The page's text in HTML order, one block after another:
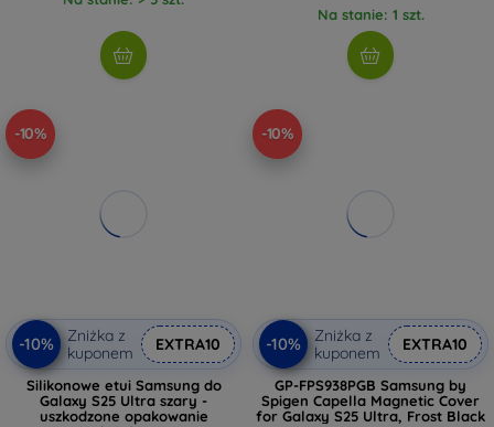
Na stanie: 1 szt.
-10%
-10%
Zniżka z
kuponem
EXTRA10
Silikonowe etui Samsung do
Galaxy S25 Ultra szary -
uszkodzone opakowanie
-10%
-10%
Zniżka z
kuponem
EXTRA10
GP-FPS938PGB Samsung by
Spigen Capella Magnetic Cover
for Galaxy S25 Ultra, Frost Black